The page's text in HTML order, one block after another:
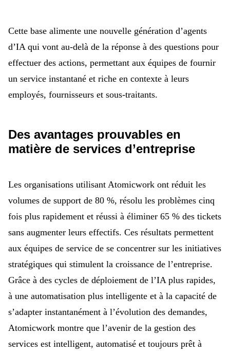
Cette base alimente une nouvelle génération d’agents
d’IA qui vont au-delà de la réponse à des questions pour
effectuer des actions, permettant aux équipes de fournir
un service instantané et riche en contexte à leurs
employés, fournisseurs et sous-traitants.
Des avantages prouvables en
matière de services d’entreprise
Les organisations utilisant Atomicwork ont réduit les
volumes de support de 80 %, résolu les problèmes cinq
fois plus rapidement et réussi à éliminer 65 % des tickets
sans augmenter leurs effectifs. Ces résultats permettent
aux équipes de service de se concentrer sur les initiatives
stratégiques qui stimulent la croissance de l’entreprise.
Grâce à des cycles de déploiement de l’IA plus rapides,
à une automatisation plus intelligente et à la capacité de
s’adapter instantanément à l’évolution des demandes,
Atomicwork montre que l’avenir de la gestion des
services est intelligent, automatisé et toujours prêt à